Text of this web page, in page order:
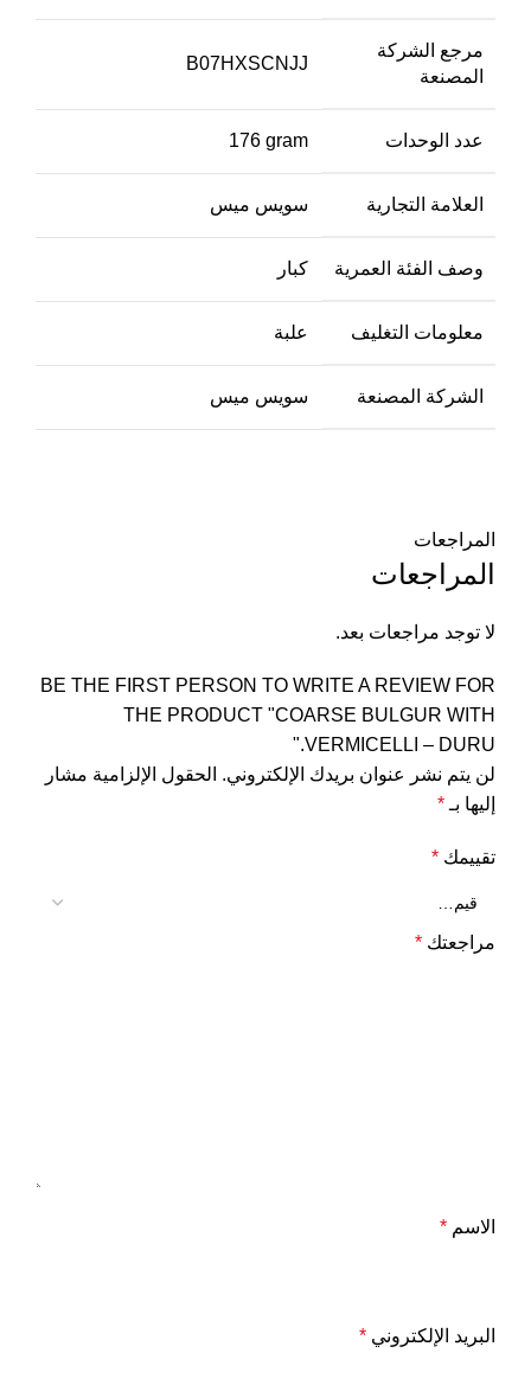
مرجع الشركة
المصنعة
‎B07HXSCNJJ
عدد الوحدات ‎176 gram
العلامة التجارية
وصف الفئة العمرية
معلومات التغليف
الشركة المصنعة
المراجعات
المراجعات
لا توجد مراجعات بعد.
BE THE FIRST PERSON TO WRITE A REVIEW FOR
THE PRODUCT "COARSE BULGUR WITH
VERMICELLI – DURU."
لن يتم نشر عنوان بريدك الإلكتروني. الحقول الإلزامية مشار
إليها بـ *
تقييمك *
مراجعتك *
الاسم *
البريد الإلكتروني *